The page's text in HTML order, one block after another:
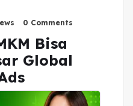
0 Comments
Bisa
Global